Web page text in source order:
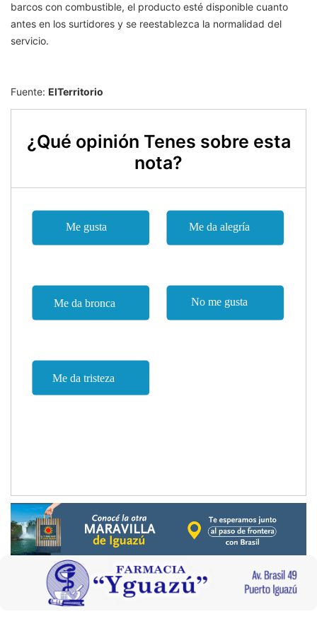
barcos con combustible, el producto esté disponible cuanto
antes en los surtidores y se reestablezca la normalidad del
servicio.
Fuente: ElTerritorio
¿Qué opinión Tenes sobre esta
nota?